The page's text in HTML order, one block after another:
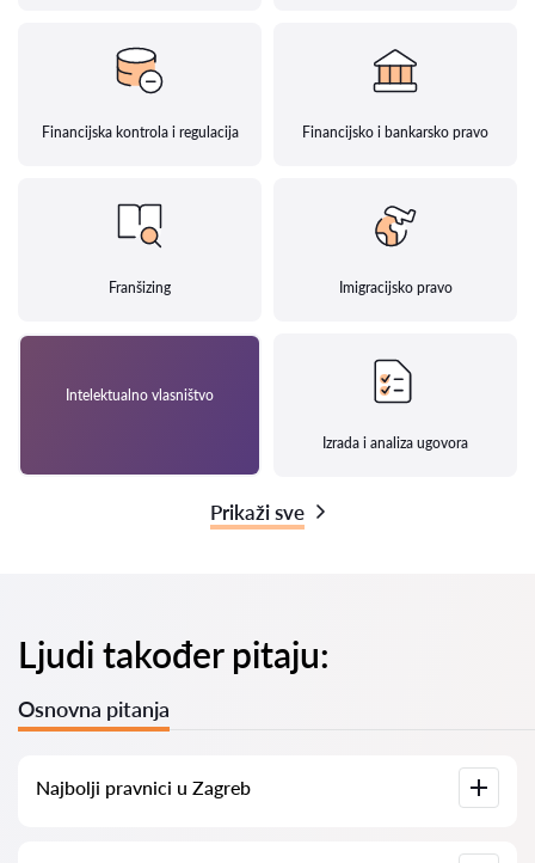
Financijska kontrola i regulacija Financijsko i bankarsko pravo
Franšizing Imigracijsko pravo
Intelektualno vlasništvo
Izrada i analiza ugovora
Prikaži sve
Ljudi također pitaju:
Osnovna pitanja
Najbolji pravnici u Zagreb